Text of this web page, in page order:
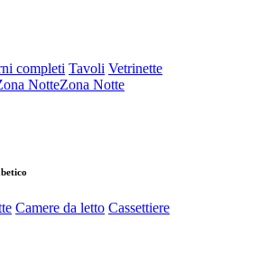
completi Tavoli Vetrinette
Zona Notte
Camere da letto Cassettiere